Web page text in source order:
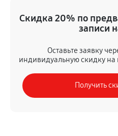
Замена регуляторов
630 руб
Скидка 20% по
записи
Оставьте заявку
индивидуальную скидку на
Получить